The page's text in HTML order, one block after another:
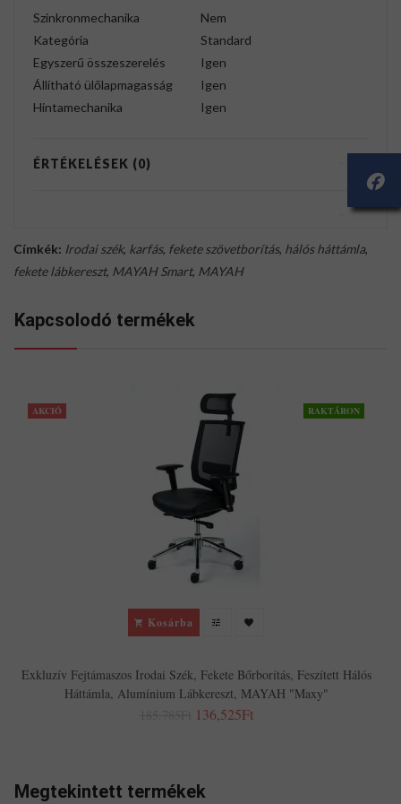
Szinkronmechanika
Nem
Kategória
Standard
Egyszerű összeszerelés
Igen
Állítható ülőlapmagasság
Igen
Hintamechanika
Igen
ÉRTÉKELÉSEK (0)
Címkék: Irodai szék, karfás, fekete szövetborítás, hálós háttámla,
fekete lábkereszt, MAYAH Smart, MAYAH
Kapcsolodó termékek
AKCIÓ RAKTÁRON
Kosárba
Exkluzív Fejtámaszos Irodai Szék, Fekete Bőrborítás, Feszített Hálós
Háttámla, Alumínium Lábkereszt, MAYAH "Maxy"
136,525Ft
Megtekintett termékek